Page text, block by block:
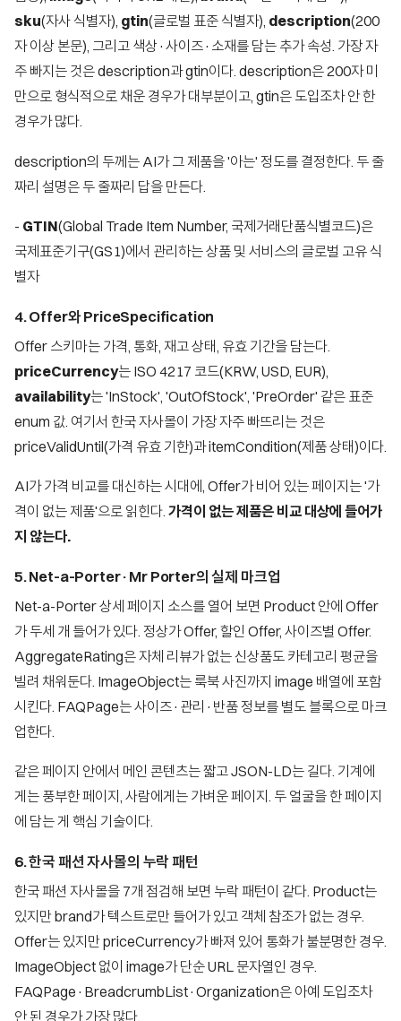
sku(자사 식별자), gtin(글로벌 표준 식별자), description(200
자 이상 본문), 그리고 색상·사이즈·소재를 담는 추가 속성. 가장 자
주 빠지는 것은 description과 gtin이다. description은 200자 미
만으로 형식적으로 채운 경우가 대부분이고, gtin은 도입조차 안 한
경우가 많다.
description의 두께는 AI가 그 제품을 '아는' 정도를 결정한다. 두 줄
짜리 설명은 두 줄짜리 답을 만든다.
- GTIN(Global Trade Item Number, 국제거래단품식별코드)은
국제표준기구(GS1)에서 관리하는 상품 및 서비스의 글로벌 고유 식
별자
4. Offer와 PriceSpecification
Offer 스키마는 가격, 통화, 재고 상태, 유효 기간을 담는다.
priceCurrency는 ISO 4217 코드(KRW, USD, EUR),
availability는 'InStock', 'OutOfStock', 'PreOrder' 같은 표준
enum 값. 여기서 한국 자사몰이 가장 자주 빠뜨리는 것은
priceValidUntil(가격 유효 기한)과 itemCondition(제품 상태)이다.
AI가 가격 비교를 대신하는 시대에, Offer가 비어 있는 페이지는 '가
격이 없는 제품'으로 읽힌다. 가격이 없는 제품은 비교 대상에 들어가
지 않는다.
5. Net-a-Porter·Mr Porter의 실제 마크업
Net-a-Porter 상세 페이지 소스를 열어 보면 Product 안에 Offer
가 두세 개 들어가 있다. 정상가 Offer, 할인 Offer, 사이즈별 Offer.
AggregateRating은 자체 리뷰가 없는 신상품도 카테고리 평균을
빌려 채워둔다. ImageObject는 룩북 사진까지 image 배열에 포함
시킨다. FAQPage는 사이즈·관리·반품 정보를 별도 블록으로 마크
업한다.
같은 페이지 안에서 메인 콘텐츠는 짧고 JSON-LD는 길다. 기계에
게는 풍부한 페이지, 사람에게는 가벼운 페이지. 두 얼굴을 한 페이지
에 담는 게 핵심 기술이다.
6. 한국 패션 자사몰의 누락 패턴
한국 패션 자사몰을 7개 점검해 보면 누락 패턴이 같다. Product는
있지만 brand가 텍스트로만 들어가 있고 객체 참조가 없는 경우.
Offer는 있지만 priceCurrency가 빠져 있어 통화가 불분명한 경우.
ImageObject 없이 image가 단순 URL 문자열인 경우.
FAQPage·BreadcrumbList·Organization은 아예 도입조차
안 된 경우가 가장 많다.